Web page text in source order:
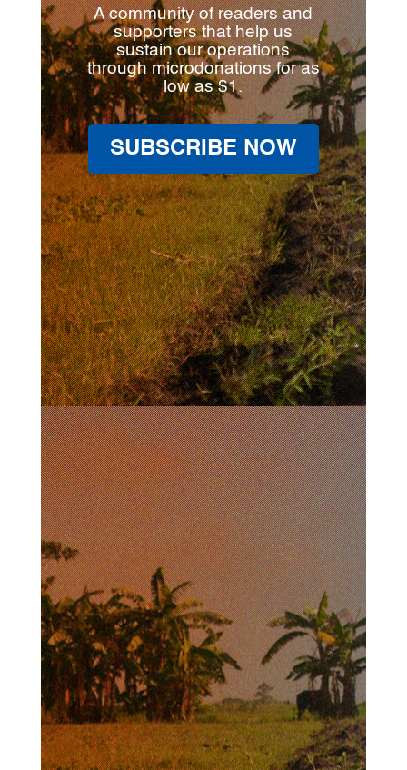
A community of readers and
supporters that help us
sustain our operations
through microdonations for as
low as $1.
SUBSCRIBE NOW